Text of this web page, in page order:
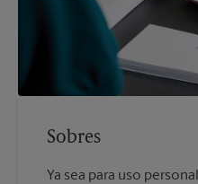
Sobres
Ya sea para uso